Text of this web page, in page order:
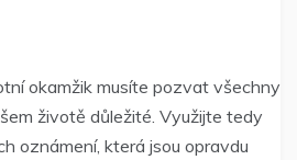
okamžik musíte pozvat všechny
životě důležité. Využijte tedy
oznámení, která jsou opravdu